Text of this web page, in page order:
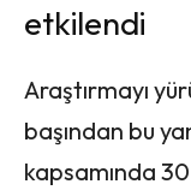
etkilendi
Araştırmayı
başından bu
kapsamında